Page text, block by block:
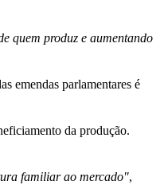
quem produz e aumentando
emendas parlamentares é
da produção.
familiar ao mercado",